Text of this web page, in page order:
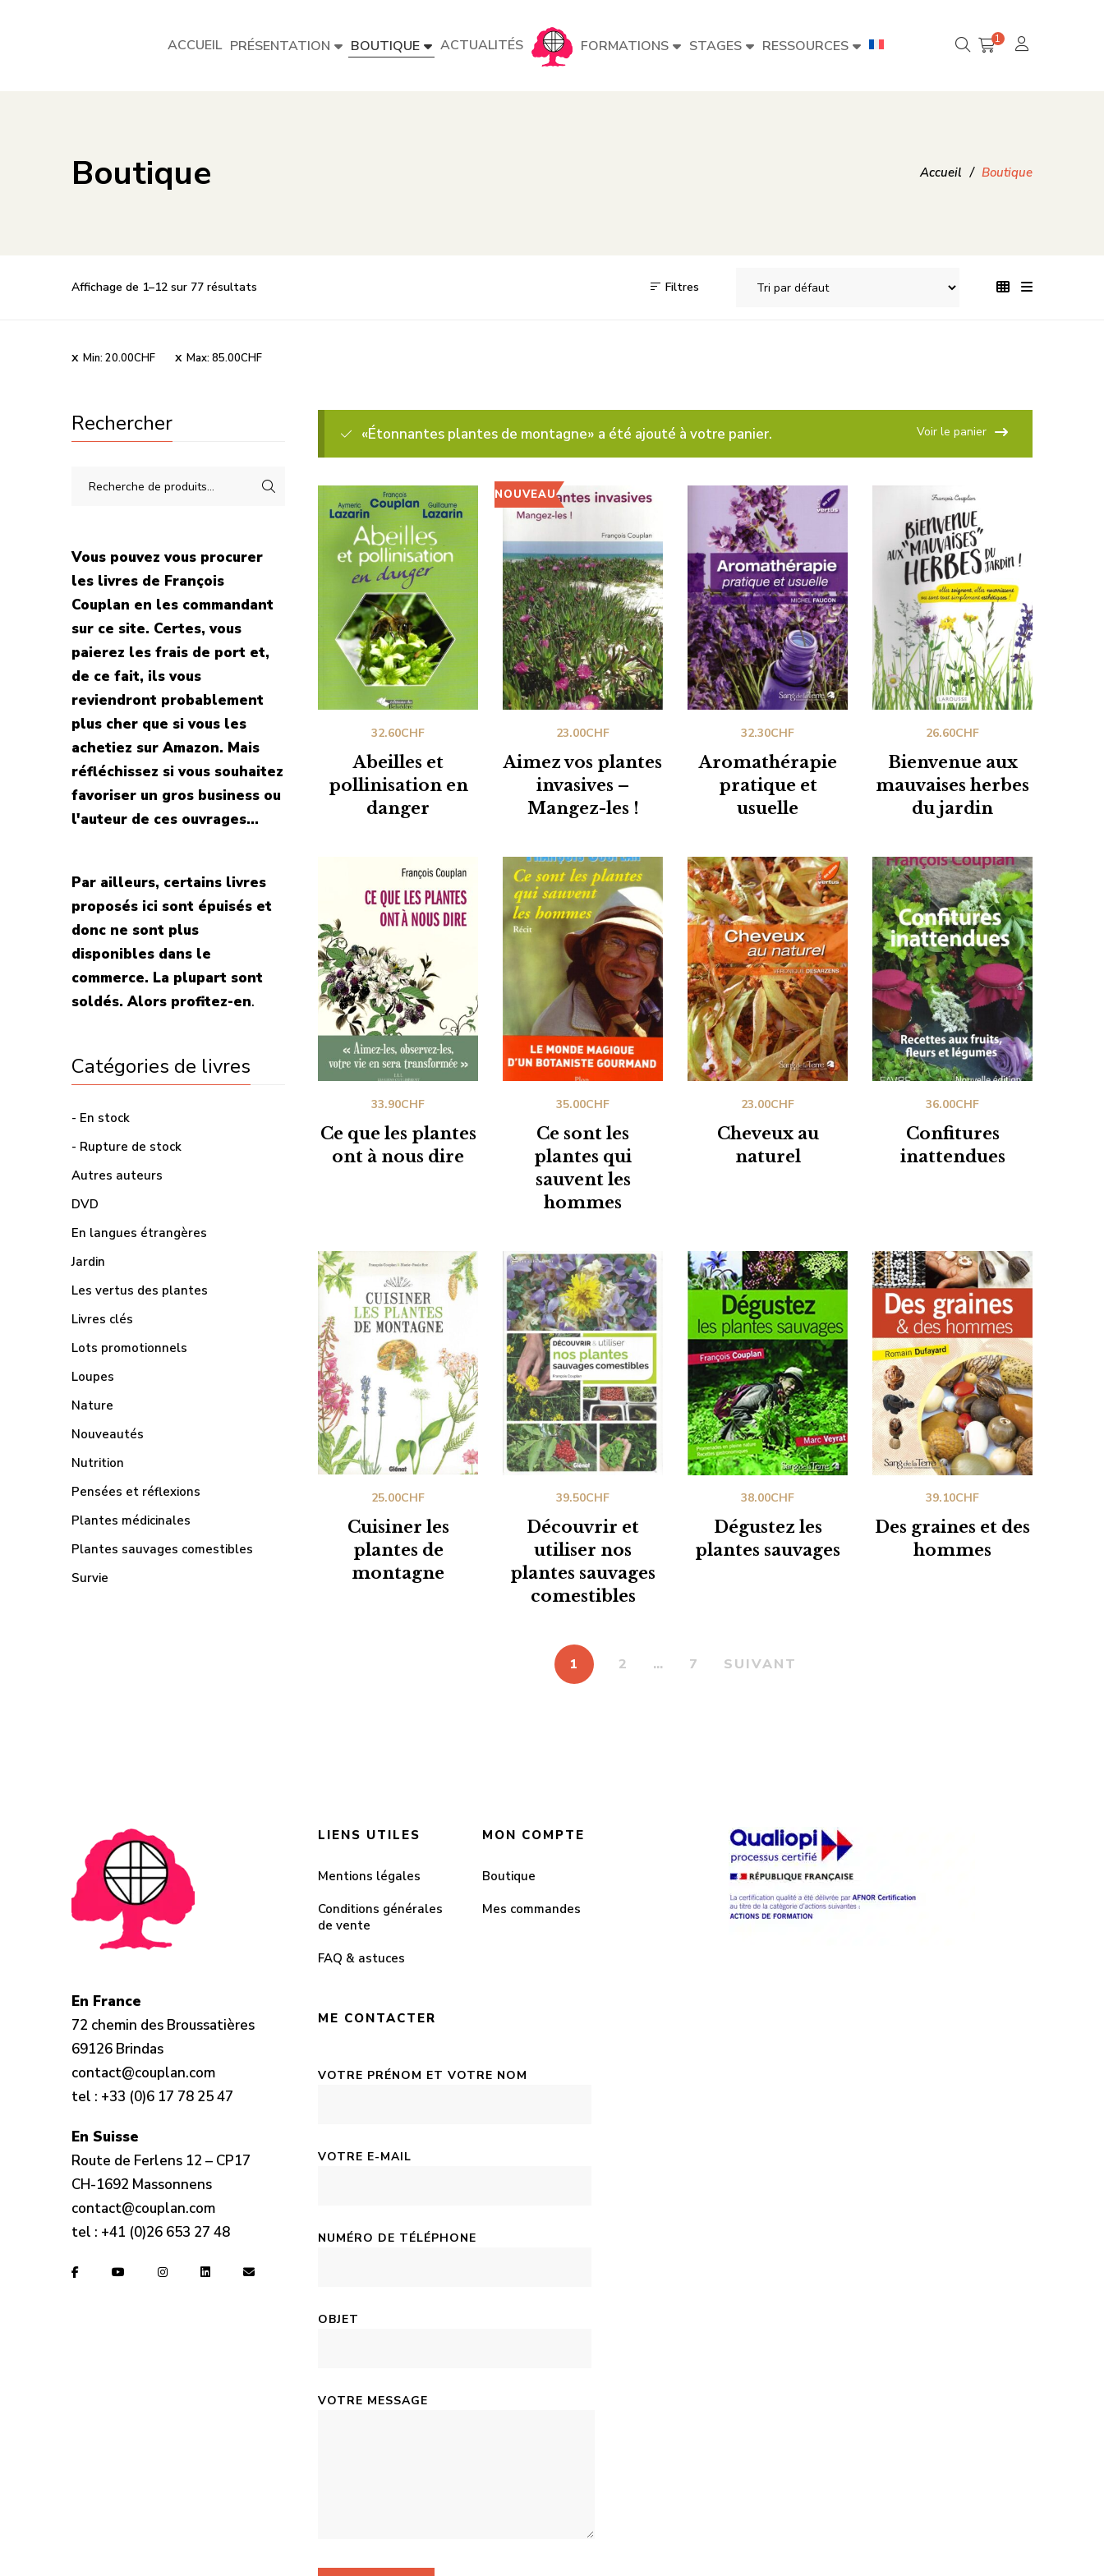
ACCUEIL PRÉSENTATION BOUTIQUE ACTUALITÉS FORMATIONS STAGES RESSOURCES 1
Boutique Accueil / Boutique
Affichage de 1–12 sur 77 résultats Filtres
Min: 20.00CHF Max: 85.00CHF
«Étonnantes plantes de montagne» a été ajouté à votre panier. Voir le panier
Abeilles et
pollinisation en
danger
32.60CHF
NOUVEAU
Aimez vos plantes
invasives –
Mangez-les !
23.00CHF
Aromathérapie
pratique et
usuelle
32.30CHF
Bienvenue aux
mauvaises herbes
du jardin
26.60CHF
Ce que les plantes
ont à nous dire
33.90CHF
Ce sont les
plantes qui
sauvent les
hommes
35.00CHF
Cheveux au
naturel
23.00CHF
Confitures
inattendues
36.00CHF
Cuisiner les
plantes de
montagne
25.00CHF
Découvrir et
utiliser nos
plantes sauvages
comestibles
39.50CHF
Dégustez les
plantes sauvages
38.00CHF
Des graines et des
hommes
39.10CHF
1 2 … 7 SUIVANT
Rechercher
Vous pouvez vous procurer
les livres de François
Couplan en les commandant
sur ce site. Certes, vous
paierez les frais de port et,
de ce fait, ils vous
reviendront probablement
plus cher que si vous les
achetiez sur Amazon. Mais
réfléchissez si vous souhaitez
favoriser un gros business ou
l'auteur de ces ouvrages...
Par ailleurs, certains livres
proposés ici sont épuisés et
donc ne sont plus
disponibles dans le
commerce. La plupart sont
soldés. Alors profitez-en.
Catégories de livres
- En stock
- Rupture de stock
Autres auteurs
DVD
En langues étrangères
Jardin
Les vertus des plantes
Livres clés
Lots promotionnels
Loupes
Nature
Nouveautés
Nutrition
Pensées et réflexions
Plantes médicinales
Plantes sauvages comestibles
Survie
En France
72 chemin des Broussatières
69126 Brindas
contact@couplan.com
tel : +33 (0)6 17 78 25 47
En Suisse
Route de Ferlens 12 – CP17
CH-1692 Massonnens
contact@couplan.com
tel : +41 (0)26 653 27 48
LIENS UTILES
Mentions légales
Conditions générales
de vente
FAQ & astuces
ME CONTACTER
VOTRE PRÉNOM ET VOTRE NOM
VOTRE E-MAIL
NUMÉRO DE TÉLÉPHONE
OBJET
VOTRE MESSAGE
MON COMPTE
Boutique
Mes commandes